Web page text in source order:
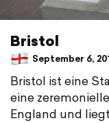
Bristol
September 6,
Bristol ist eine
eine
England und